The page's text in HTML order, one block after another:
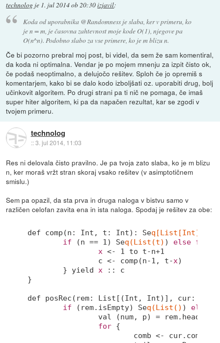
technolog je 1. jul 2014 ob 20:30izjavil:
Koda od uporabnika @Randomness je slaba, ker v primeru, ko
je n = m, je časovna zahtevnost moje kode O(1), njegove pa
O(n^n). Podobno slabo za vse primere, ko je m blizu n.
Če bi pozorno prebral moj post, bi videl, da sem že sam komentiral,
da koda ni optimalna. Vendar je po mojem mnenju za izpit čisto ok,
če podaš neoptimalno, a delujočo rešitev. Sploh če jo opremiš s
komentarjem, kako bi se dalo kodo izboljšati oz. uporabiti drug, bolj
učinkovit algoritem. Po drugi strani pa ti nič ne pomaga, če imaš
super hiter algoritem, ki pa da napačen rezultat, kar se zgodi v
tvojem primeru.
technolog
::3. jul 2014, 11:03
Res ni delovala čisto pravilno. Je pa tvoja zato slaba, ko je m blizu
n, ker moraš vržt stran skoraj vsako rešitev (v asimptotičnem
smislu.)
Sem pa opazil, da sta prva in druga naloga v bistvu samo v
različen celofan zavita ena in ista naloga. Spodaj je rešitev za obe:
def comp(n: Int, t: Int): Seq[List[Int]
if (n == 1 ) Seq(List(t) ) else for
x <- 1 to t-n+1
		c <- comp(n-
1 , t-x)
	} yield
x :: c
}
def posRec(rem: List[(Int, Int)], cur:
if (rem.isEmpty) Seq(List() ) else
for {